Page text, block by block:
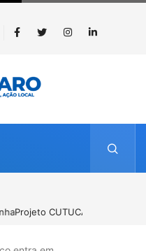
semeia o futuro por meio da